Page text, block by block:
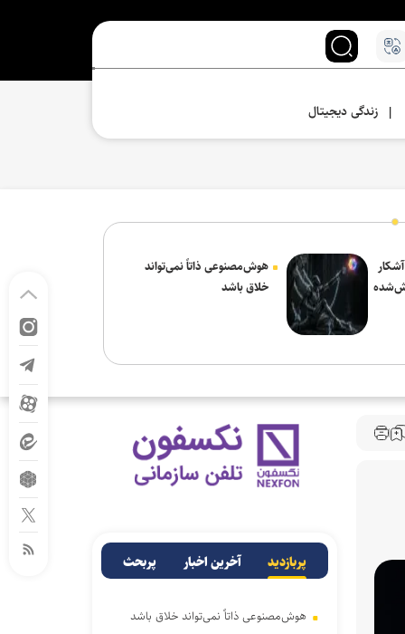
| زندگی دیجیتال
هوش‌مصنوعی ذاتاً نمی‌تواند
خلاق باشد
پربازدید آخرین اخبار پربحث
هوش‌مصنوعی ذاتاً نمی‌تواند خلاق باشد